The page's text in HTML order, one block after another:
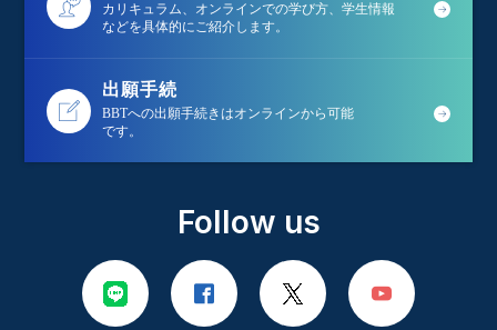
カリキュラム、オンラインでの学び方、学生情報
などを具体的にご紹介します。
出願手続
BBTへの出願手続きはオンラインから可能
です。
Follow us